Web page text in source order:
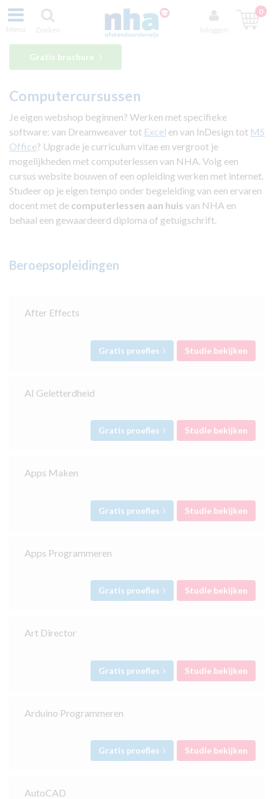
Menu Zoeken Inloggen
0
Gratis brochure
Computercursussen
Je eigen webshop beginnen? Werken met specifieke
software: van Dreamweaver tot Excel en van InDesign tot MS
Office? Upgrade je curriculum vitae en vergroot je
mogelijkheden met computerlessen van NHA. Volg een
cursus website bouwen of een opleiding werken met internet.
Studeer op je eigen tempo onder begeleiding van een ervaren
docent met de computerlessen aan huis van NHA en
behaal een gewaardeerd diploma of getuigschrift.
Beroepsopleidingen
After Effects
Gratis proefles Studie bekijken
AI Geletterdheid
Gratis proefles Studie bekijken
Apps Maken
Gratis proefles Studie bekijken
Apps Programmeren
Gratis proefles Studie bekijken
Art Director
Gratis proefles Studie bekijken
Arduino Programmeren
Gratis proefles Studie bekijken
AutoCAD